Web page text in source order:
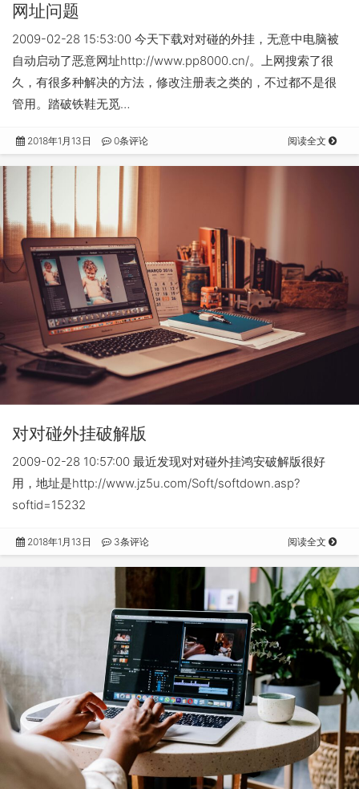
网址问题
2009-02-28 15:53:00 今天下载对对碰的外挂，无意中电脑被
自动启动了恶意网址http://www.pp8000.cn/。上网搜索了很
久，有很多种解决的方法，修改注册表之类的，不过都不是很
管用。踏破铁鞋无觅…
2018年1月13日 0条评论 阅读全文
对对碰外挂破解版
2009-02-28 10:57:00 最近发现对对碰外挂鸿安破解版很好
用，地址是http://www.jz5u.com/Soft/softdown.asp?
softid=15232
2018年1月13日 3条评论 阅读全文